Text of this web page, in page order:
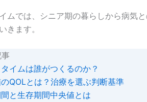
ムでは、シニア期の暮らしから病気
きます。
イムは誰がつくるのか？
QOLとは？治療を選ぶ判断基準
と生存期間中央値とは